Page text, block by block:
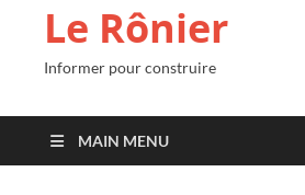
Le Rônier
Informer pour construire
MAIN MENU